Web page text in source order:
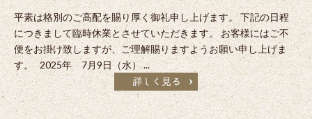
平素は格別のご高配を賜り厚く御礼申し上げます。 下記の日程
につきまして臨時休業とさせていただきます。 お客様にはご不
便をお掛け致しますが、ご理解賜りますようお願い申し上げま
す。 2025年 7月9日（水） ...